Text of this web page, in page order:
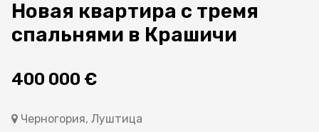
Новая квартира с тремя
спальнями в Крашичи
400 000 €
Черногория, Луштица